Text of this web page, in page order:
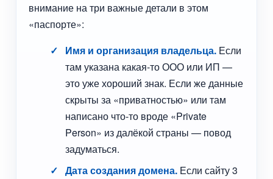
внимание на три важные детали в этом
«паспорте»:
Имя и организация владельца. Если
там указана какая-то ООО или ИП —
это уже хороший знак. Если же данные
скрыты за «приватностью» или там
написано что-то вроде «Private
Person» из далёкой страны — повод
задуматься.
Дата создания домена. Если сайту 3